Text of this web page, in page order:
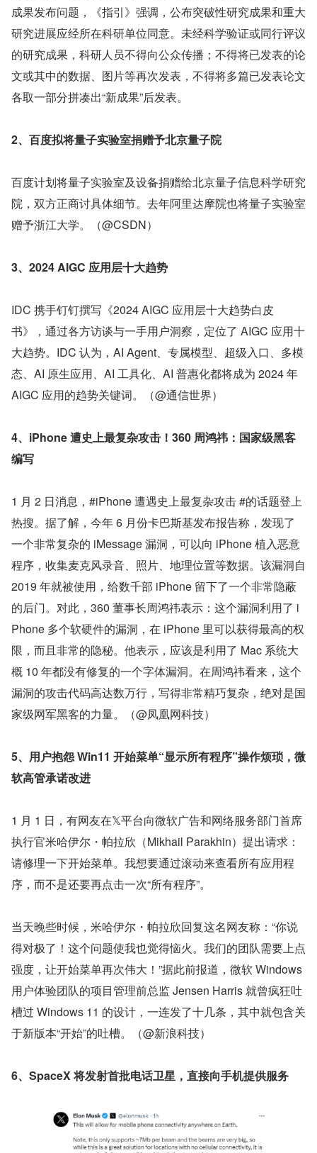
成果发布问题，《指引》强调，公布突破性研究成果和重大
研究进展应经所在科研单位同意。未经科学验证或同行评议
的研究成果，科研人员不得向公众传播；不得将已发表的论
文或其中的数据、图片等再次发表，不得将多篇已发表论文
各取一部分拼凑出“新成果”后发表。
2、百度拟将量子实验室捐赠予北京量子院
百度计划将量子实验室及设备捐赠给北京量子信息科学研究
院，双方正商讨具体细节。去年阿里达摩院也将量子实验室
赠予浙江大学。（@CSDN）
3、2024 AIGC 应用层十大趋势
IDC 携手钉钉撰写《2024 AIGC 应用层十大趋势白皮
书》，通过各方访谈与一手用户洞察，定位了 AIGC 应用十
大趋势。IDC 认为，AI Agent、专属模型、超级入口、多模
态、AI 原生应用、AI 工具化、AI 普惠化都将成为 2024 年
AIGC 应用的趋势关键词。（@通信世界）
4、iPhone 遭史上最复杂攻击！360 周鸿祎：国家级黑客
编写
1 月 2 日消息，#iPhone 遭遇史上最复杂攻击 #的话题登上
热搜。据了解，今年 6 月份卡巴斯基发布报告称，发现了
一个非常复杂的 iMessage 漏洞，可以向 iPhone 植入恶意
程序，收集麦克风录音、照片、地理位置等数据。该漏洞自
2019 年就被使用，给数千部 iPhone 留下了一个非常隐蔽
的后门。对此，360 董事长周鸿祎表示：这个漏洞利用了 i
Phone 多个软硬件的漏洞，在 iPhone 里可以获得最高的权
限，而且非常的隐秘。他表示，应该是利用了 Mac 系统大
概 10 年都没有修复的一个字体漏洞。在周鸿祎看来，这个
漏洞的攻击代码高达数万行，写得非常精巧复杂，绝对是国
家级网军黑客的力量。（@凤凰网科技）
5、用户抱怨 Win11 开始菜单“显示所有程序”操作烦琐，微
软高管承诺改进
1 月 1 日，有网友在𝕏平台向微软广告和网络服务部门首席
执行官米哈伊尔・帕拉欣（Mikhail Parakhin）提出请求：
请修理一下开始菜单。我想要通过滚动来查看所有应用程
序，而不是还要再点击一次“所有程序”。
当天晚些时候，米哈伊尔・帕拉欣回复这名网友称：“你说
得对极了！这个问题使我也觉得恼火。我们的团队需要上点
强度，让开始菜单再次伟大！”据此前报道，微软 Windows
用户体验团队的项目管理前总监 Jensen Harris 就曾疯狂吐
槽过 Windows 11 的设计，一连发了十几条，其中就包含关
于新版本“开始”的吐槽。（@新浪科技）
6、SpaceX 将发射首批电话卫星，直接向手机提供服务